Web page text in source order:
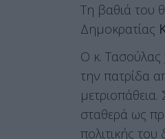
Τη βαθιά του
Δημοκρατίας
Ο κ. Τασούλας
την πατρίδα
μετριοπάθεια.
σταθερά ως
πολιτικής του